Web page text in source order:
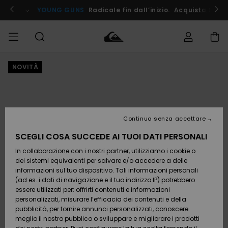
informazioni
prodotto
! YOUNG GUNS Radicale fin dall’inizio. Acquista Ora
UOMO
Accessori
Calzature
e
infradito
Surf /
Acqua
Accessori
Calzature
e
infradito
Surf /
Acqua
Nuovi
Da
Scoprire
Snow
SURF
Highlights
Comunità
SNOW
Shop
Snow
Shop
Donna
OUTLET
Outlet
Donna
Pagamento
Buono regalo
Quiksilver
Freedom
NOVITÀ
SCEGLI COSA SUCCEDE AI TUOI DATI PERSONALI
In collaborazione con i nostri partner, utilizziamo i cookie o
dei sistemi equivalenti per salvare e/o accedere a delle
informazioni sul tuo dispositivo. Tali informazioni personali
(ad es. i dati di navigazione e il tuo indirizzo IP) potrebbero
essere utilizzati per: offrirti contenuti e informazioni
personalizzati, misurare l’efficacia dei contenuti e della
pubblicità, per fornire annunci personalizzati, conoscere
meglio il nostro pubblico o sviluppare e migliorare i prodotti
Continua senza accettare